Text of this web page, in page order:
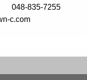
835-7255
c.com